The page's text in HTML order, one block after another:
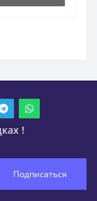
!
Подписаться